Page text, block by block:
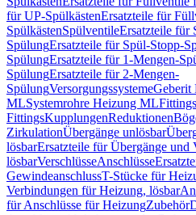
für UP-SpülkästenErsatzteile für
SpülkästenSpülventileErsatzteile für
SpülungErsatzteile für Spül-Stopp-
SpülungErsatzteile für 1-Mengen-
SpülungErsatzteile für 2-Mengen-
SpülungVersorgungssystemeGeberit
MLSystemrohre Heizung MLFittings
FittingsKupplungenReduktionen
ZirkulationÜbergänge unlösbar
lösbarErsatzteile für Übergänge und
lösbarVerschlüsseAnschlüsse
GewindeanschlussT-Stücke für
Verbindungen für Heizung, lösbar
für Anschlüsse für HeizungZubehör